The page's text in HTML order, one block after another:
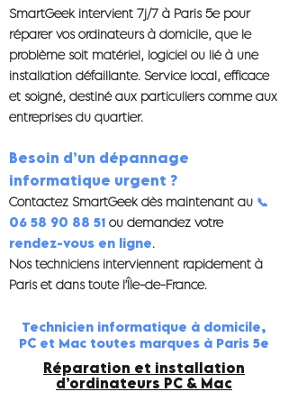
SmartGeek intervient 7j/7 à Paris 5e pour
réparer vos ordinateurs à domicile, que le
problème soit matériel, logiciel ou lié à une
installation défaillante. Service local, efficace
et soigné, destiné aux particuliers comme aux
entreprises du quartier.
Besoin d’un dépannage
informatique urgent ?
Contactez SmartGeek dès maintenant au 📞
06 58 90 88 51 ou demandez votre
rendez-vous en ligne.
Nos techniciens interviennent rapidement à
Paris et dans toute l’Île-de-France.
Technicien informatique à domicile,
PC et Mac toutes marques à Paris 5e
Réparation et installation
d’ordinateurs PC & Mac